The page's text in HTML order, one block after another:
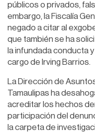
públicos o privados,
embargo, la Fiscalía
negado a citar al
que también se ha
la infundada conducta
cargo de Irving Barrios.
La Dirección de
Tamaulipas ha
acreditar los hechos
participación del
la carpeta de